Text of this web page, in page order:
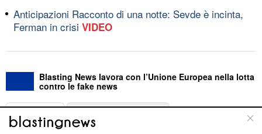
Anticipazioni Racconto di una notte: Sevde è incinta,
Ferman in crisi VIDEO
Blasting News lavora con l’Unione Europea nella lotta
contro le fake news
ABOUT